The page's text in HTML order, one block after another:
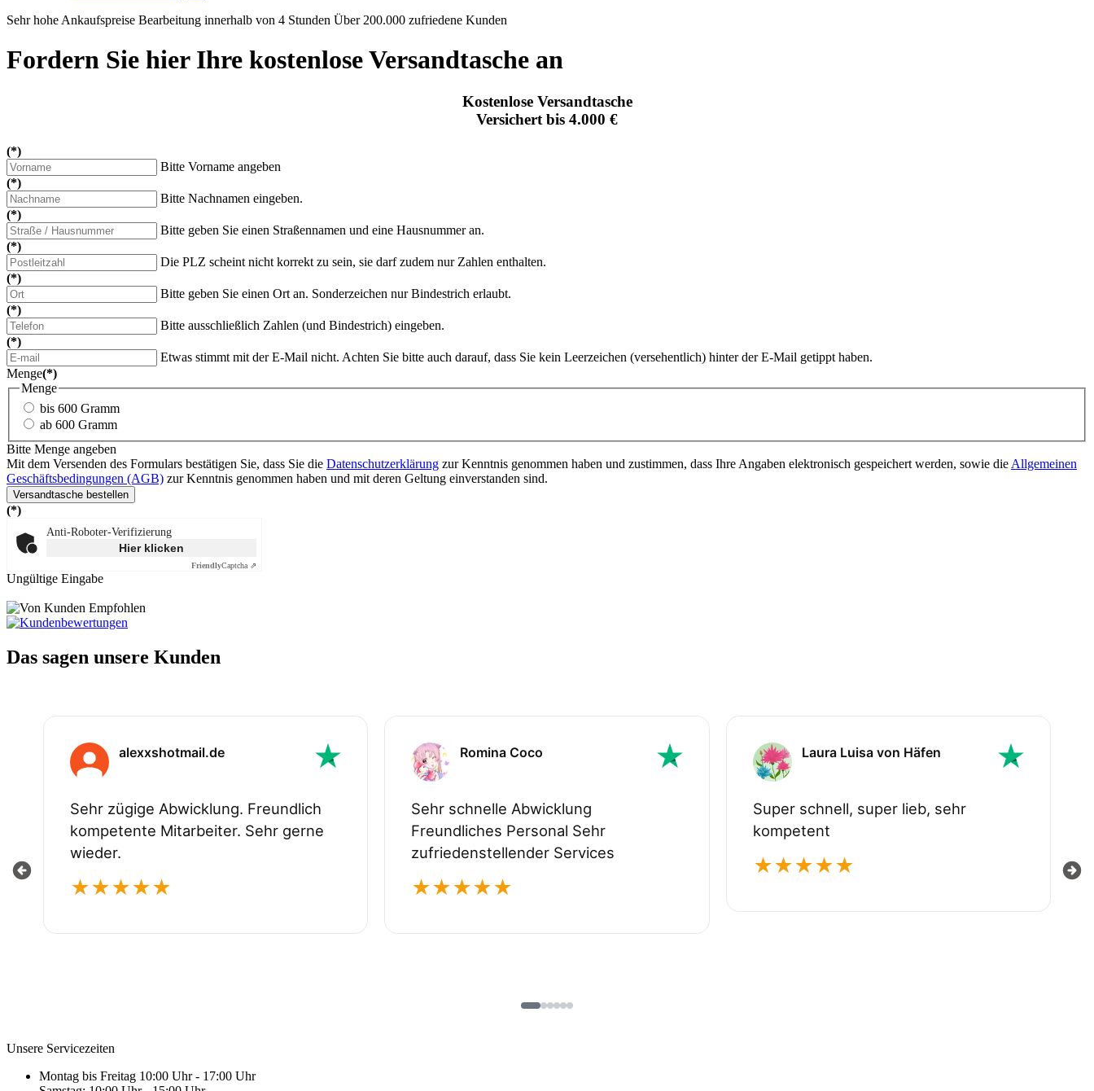
Sehr hohe Ankaufspreise Bearbeitung innerhalb von 4 Stunden Über 200.000 zufriedene Kunden
Fordern Sie hier Ihre kostenlose Versandtasche an
Kostenlose Versandtasche
Versichert bis 4.000 €
(*)
Bitte Vorname angeben
(*)
Bitte Nachnamen eingeben.
(*)
Bitte geben Sie einen Straßennamen und eine Hausnummer an.
(*)
Die PLZ scheint nicht korrekt zu sein, sie darf zudem nur Zahlen enthalten.
(*)
Bitte geben Sie einen Ort an. Sonderzeichen nur Bindestrich erlaubt.
(*)
Bitte ausschließlich Zahlen (und Bindestrich) eingeben.
(*)
Etwas stimmt mit der E-Mail nicht. Achten Sie bitte auch darauf, dass Sie kein Leerzeichen (versehentlich) hinter der E-Mail getippt haben.
Menge(*)
Menge
bis 600 Gramm
ab 600 Gramm
Bitte Menge angeben
Mit dem Versenden des Formulars bestätigen Sie, dass Sie die Datenschutzerklärung zur Kenntnis genommen haben und zustimmen, dass Ihre Angaben elektronisch gespeichert werden, sowie die Allgemeinen
Geschäftsbedingungen (AGB) zur Kenntnis genommen haben und mit deren Geltung einverstanden sind.
Versandtasche bestellen
(*)
Anti-Roboter-Verifizierung
Hier klicken
FriendlyCaptcha ⇗
Ungültige Eingabe
Das sagen unsere Kunden
Unsere Servicezeiten
Montag bis Freitag 10:00 Uhr - 17:00 Uhr